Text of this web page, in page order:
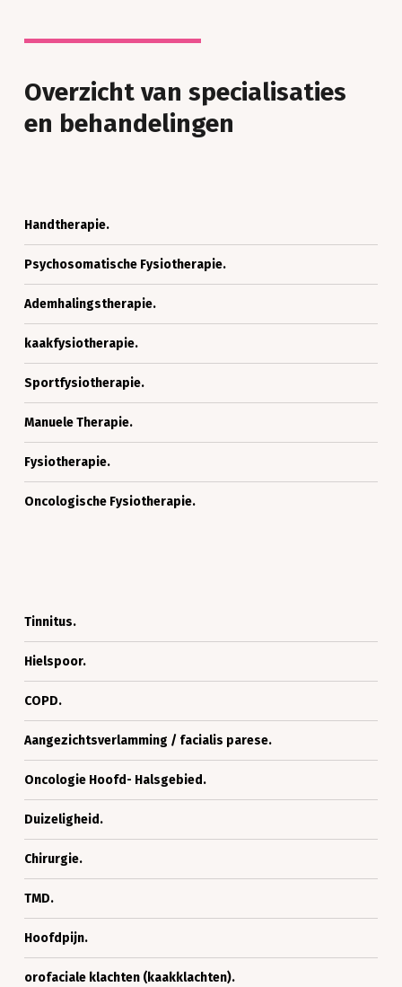
Overzicht van specialisaties
en behandelingen
Handtherapie.
Handtherapie.
Psychosomatische
Psychosomatische Fysiotherapie.
Ademhalingstherapie.
Ademhalingstherapie.
kaakfysiotherapie.
kaakfysiotherapie.
Sportfysiotherapie.
Sportfysiotherapie.
Manuele
Manuele Therapie.
Fysiotherapie.
Fysiotherapie.
Oncologische
Oncologische Fysiotherapie.
Tinnitus.
Tinnitus.
Hielspoor.
Hielspoor.
COPD.
COPD.
Aangezichtsverlamming
facialis
parese.
Aangezichtsverlamming / facialis parese.
Oncologie
Halsgebied.
Oncologie Hoofd- Halsgebied.
Duizeligheid.
Duizeligheid.
Chirurgie.
Chirurgie.
TMD.
TMD.
Hoofdpijn.
Hoofdpijn.
orofaciale
orofaciale klachten (kaakklachten).